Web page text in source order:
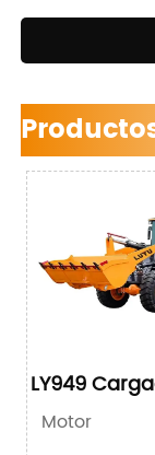
LY949
ruedas
Motor